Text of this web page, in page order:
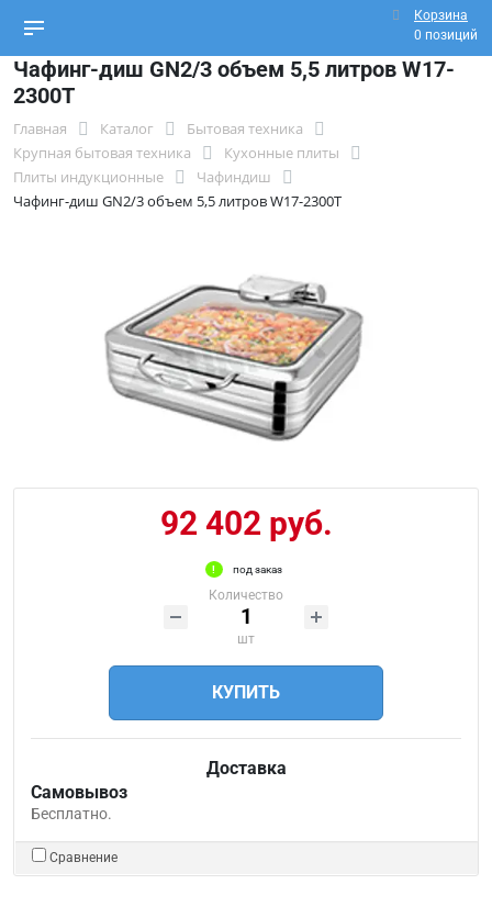
Корзина
0 позиций
Чафинг-диш GN2/3 объем 5,5 литров W17-
2300T
Главная Каталог
Бытовая техника
Крупная бытовая техника
Кухонные плиты
Плиты индукционные
Чафиндиш
Чафинг-диш GN2/3 объем 5,5 литров W17-2300T
92 402 руб.
под заказ
Количество
шт
КУПИТЬ
Доставка
Самовывоз
Бесплатно.
Сравнение